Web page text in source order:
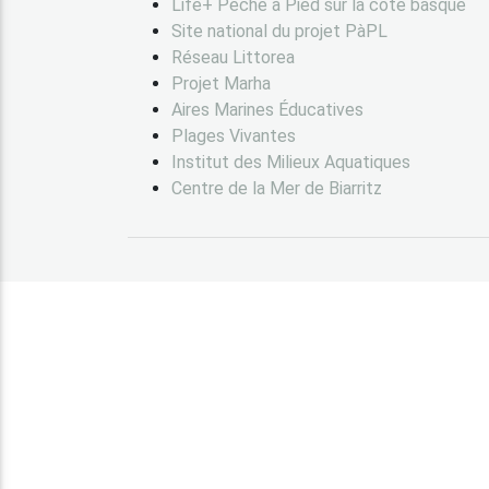
Life+ Pêche à Pied sur la côte basque
Site national du projet PàPL
Réseau Littorea
Projet Marha
Aires Marines Éducatives
Plages Vivantes
Institut des Milieux Aquatiques
Centre de la Mer de Biarritz